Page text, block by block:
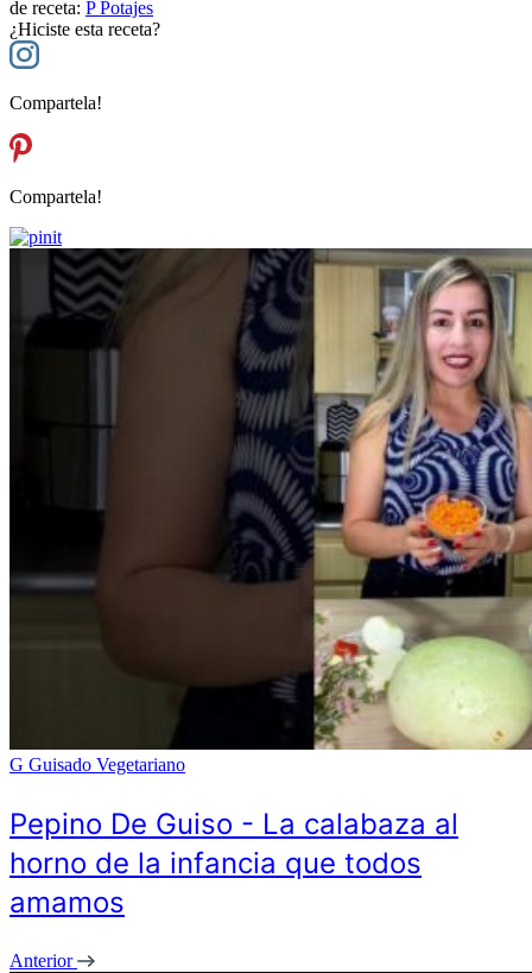
de receta: P Potajes
¿Hiciste esta receta?
Compartela!
Compartela!
G Guisado Vegetariano
Pepino De Guiso - La calabaza al
horno de la infancia que todos
amamos
Anterior